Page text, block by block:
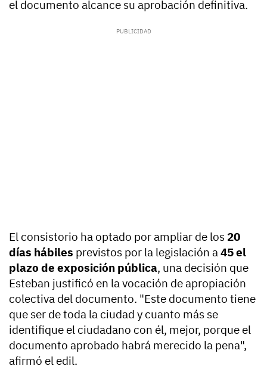
el documento alcance su aprobación definitiva.
El consistorio ha optado por ampliar de los 20
días hábiles previstos por la legislación a45 el
plazo de exposición pública, una decisión que
Esteban justificó en la vocación de apropiación
colectiva del documento. "Este documento tiene
que ser de toda la ciudad y cuanto más se
identifique el ciudadano con él, mejor, porque el
documento aprobado habrá merecido la pena",
afirmó el edil.